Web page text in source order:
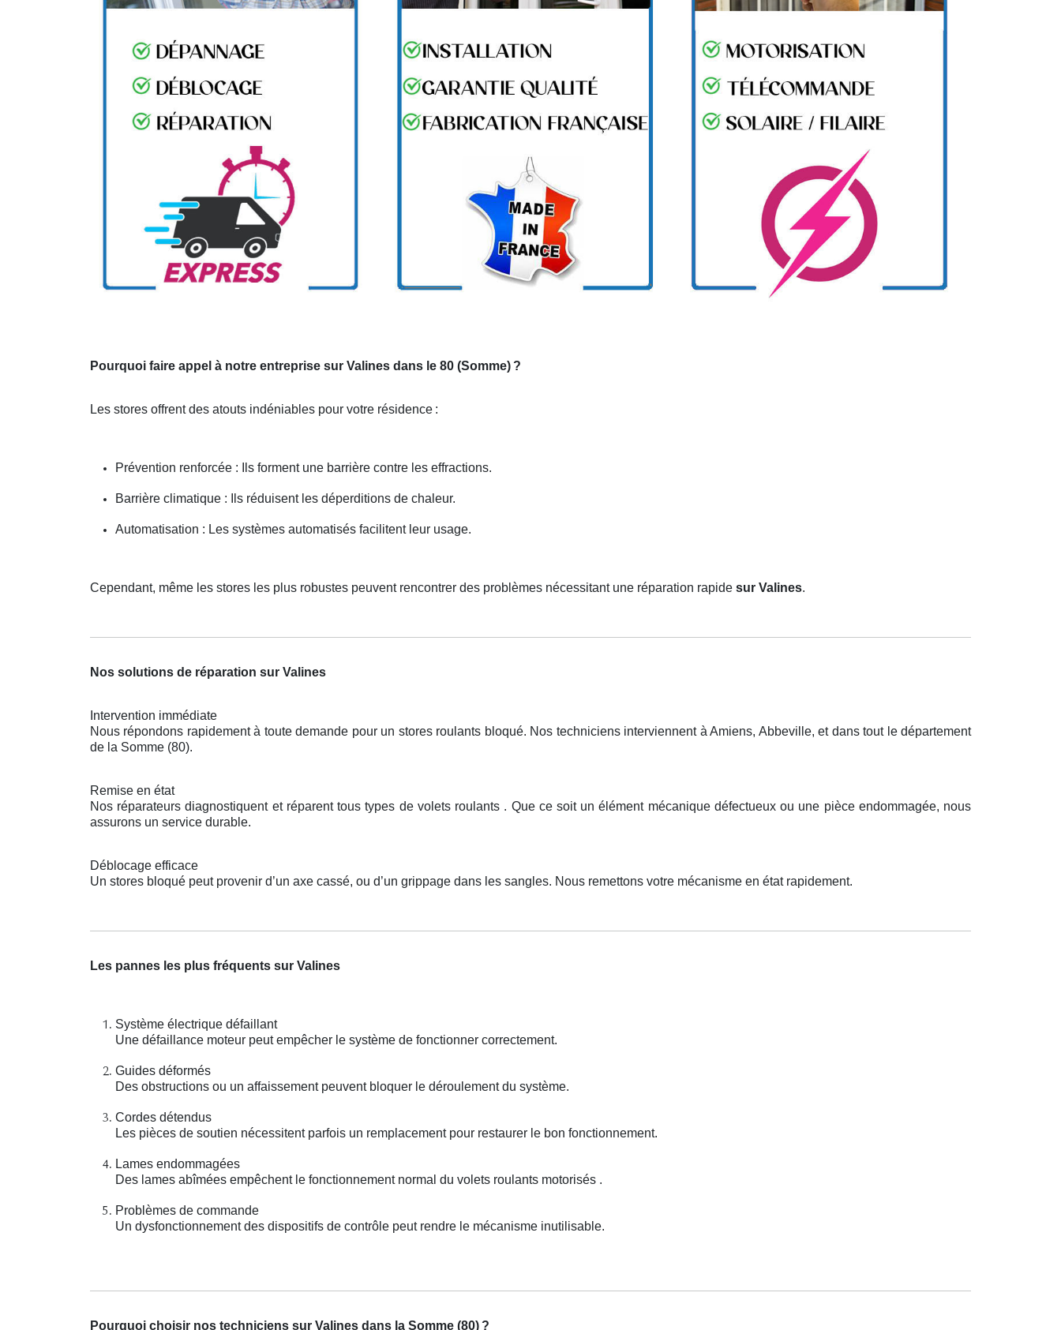
Pourquoi faire appel à notre entreprise sur Valines dans le 80 (Somme) ?
Les stores offrent des atouts indéniables pour votre résidence :
Prévention renforcée : Ils forment une barrière contre les effractions.
Barrière climatique : Ils réduisent les déperditions de chaleur.
Automatisation : Les systèmes automatisés facilitent leur usage.
Cependant, même les stores les plus robustes peuvent rencontrer des problèmes nécessitant une réparation rapide sur Valines.
Nos solutions de réparation sur Valines
Intervention immédiate
Nous répondons rapidement à toute demande pour un stores roulants bloqué. Nos techniciens interviennent à Amiens, Abbeville, et dans tout le département
de la Somme (80).
Remise en état
Nos réparateurs diagnostiquent et réparent tous types de volets roulants . Que ce soit un élément mécanique défectueux ou une pièce endommagée, nous
assurons un service durable.
Déblocage efficace
Un stores bloqué peut provenir d’un axe cassé, ou d’un grippage dans les sangles. Nous remettons votre mécanisme en état rapidement.
Les pannes les plus fréquents sur Valines
Système électrique défaillant
Une défaillance moteur peut empêcher le système de fonctionner correctement.
Guides déformés
Des obstructions ou un affaissement peuvent bloquer le déroulement du système.
Cordes détendus
Les pièces de soutien nécessitent parfois un remplacement pour restaurer le bon fonctionnement.
Lames endommagées
Des lames abîmées empêchent le fonctionnement normal du volets roulants motorisés .
Problèmes de commande
Un dysfonctionnement des dispositifs de contrôle peut rendre le mécanisme inutilisable.
Pourquoi choisir nos techniciens sur Valines dans la Somme (80) ?